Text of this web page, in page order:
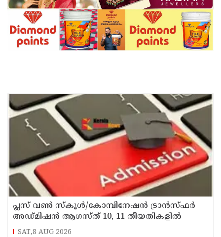
പ്ലസ് വൺ സ്‌കൂൾ/കോമ്പിനേഷൻ ട്രാൻസ്ഫർ
അഡ്മിഷൻ ആഗസ്ത് 10, 11 തീയതികളിൽ
SAT,8 AUG 2026